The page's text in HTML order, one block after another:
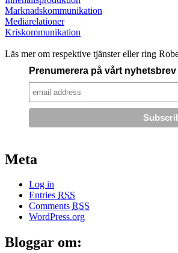
Marknadskommunikation
Mediarelationer
Kriskommunikation
Läs mer om respektive tjänster eller ring
Prenumerera på vårt nyhetsbrev
Meta
Log in
Entries RSS
Comments RSS
WordPress.org
Bloggar om: